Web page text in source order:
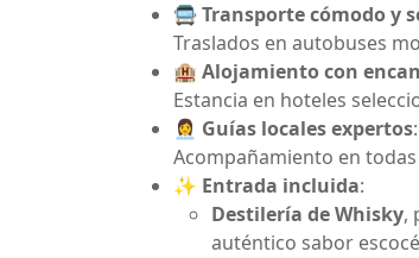
🚍 Transporte cómodo y
Traslados en autobuses
🏨 Alojamiento con
Estancia en hoteles
👩‍💼 Guías locales expertos:
Acompañamiento en
✨ Entrada incluida:
Destilería de Whisky,
auténtico sabor